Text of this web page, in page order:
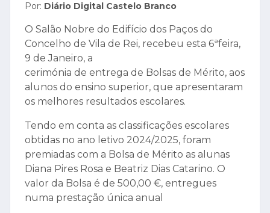
Por: Diário Digital Castelo Branco
O Salão Nobre do Edifício dos Paços do
Concelho de Vila de Rei, recebeu esta 6ªfeira,
9 de Janeiro, a
cerimónia de entrega de Bolsas de Mérito, aos
alunos do ensino superior, que apresentaram
os melhores resultados escolares.
Tendo em conta as classificações escolares
obtidas no ano letivo 2024/2025, foram
premiadas com a Bolsa de Mérito as alunas
Diana Pires Rosa e Beatriz Dias Catarino. O
valor da Bolsa é de 500,00 €, entregues
numa prestação única anual